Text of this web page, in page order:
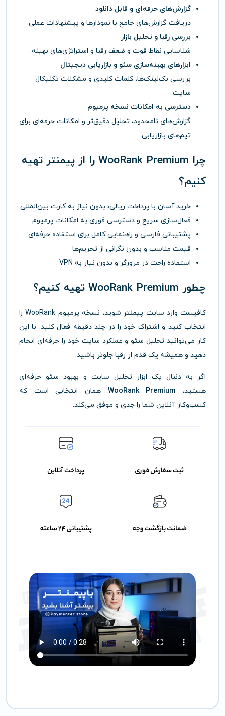
گزارش‌های حرفه‌ای و قابل دانلود
دریافت گزارش‌های جامع با نمودارها و پیشنهادات عملی.
بررسی رقبا و تحلیل بازار
شناسایی نقاط قوت و ضعف رقبا و استراتژی‌های بهینه.
ابزارهای بهینه‌سازی سئو و بازاریابی دیجیتال
بررسی بک‌لینک‌ها، کلمات کلیدی و مشکلات تکنیکال
سایت.
دسترسی به امکانات نسخه پرمیوم
گزارش‌های نامحدود، تحلیل دقیق‌تر و امکانات حرفه‌ای برای
تیم‌های بازاریابی.
چرا WooRank Premium را از پیمنتر تهیه
کنیم؟
خرید آسان با پرداخت ریالی، بدون نیاز به کارت بین‌المللی
فعال‌سازی سریع و دسترسی فوری به امکانات پرمیوم
پشتیبانی فارسی و راهنمایی کامل برای استفاده حرفه‌ای
قیمت مناسب و بدون نگرانی از تحریم‌ها
استفاده راحت در مرورگر و بدون نیاز به VPN
چطور WooRank Premium تهیه کنیم؟
کافیست وارد سایت پیمنتر
شوید، نسخه پرمیوم WooRank را
انتخاب کنید و اشتراک خود را در چند دقیقه فعال کنید. با این
کار می‌توانید تحلیل سئو و عملکرد سایت خود را حرفه‌ای انجام
دهید و همیشه یک قدم از رقبا جلوتر باشید.
اگر به دنبال یک ابزار تحلیل سایت و بهبود سئو حرفه‌ای
هستید، WooRank Premium همان انتخابی است که
کسب‌وکار آنلاین شما را جدی و موفق می‌کند.